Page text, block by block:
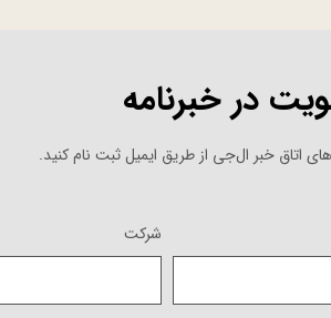
در خبرنامه
اتاق خبر ال‌جی از طریق ایمیل ثبت نام کنید.
شرکت